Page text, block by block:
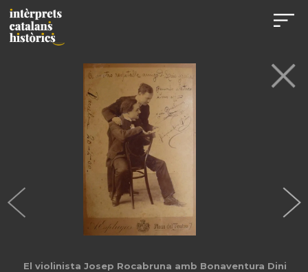
El violinista Josep Rocabruna amb Bonaventura Dini